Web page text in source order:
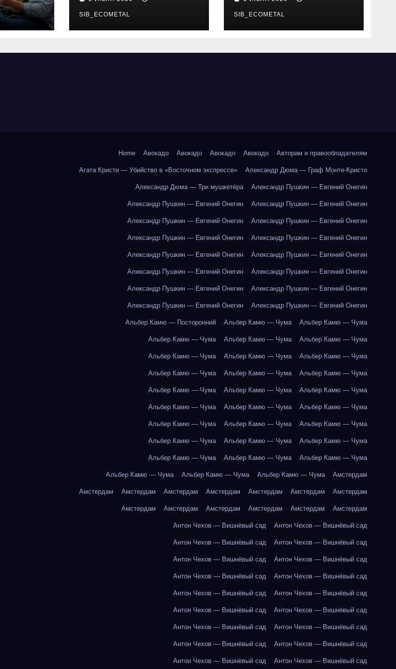
онлайн-курсы
SIB_ECOMETAL SIB_ECOMETAL
Home Авокадо Авокадо Авокадо Авокадо Авторам и правообладателям
Агата Кристи — Убийство в «Восточном экспрессе» Александр Дюма — Граф Монте-Кристо
Александр Дюма — Три мушкетёра Александр Пушкин — Евгений Онегин
Александр Пушкин — Евгений Онегин Александр Пушкин — Евгений Онегин
Александр Пушкин — Евгений Онегин Александр Пушкин — Евгений Онегин
Александр Пушкин — Евгений Онегин Александр Пушкин — Евгений Онегин
Александр Пушкин — Евгений Онегин Александр Пушкин — Евгений Онегин
Александр Пушкин — Евгений Онегин Александр Пушкин — Евгений Онегин
Александр Пушкин — Евгений Онегин Александр Пушкин — Евгений Онегин
Александр Пушкин — Евгений Онегин Александр Пушкин — Евгений Онегин
Альбер Камю — Посторонний Альбер Камю — Чума Альбер Камю — Чума
Альбер Камю — Чума Альбер Камю — Чума Альбер Камю — Чума
Альбер Камю — Чума Альбер Камю — Чума Альбер Камю — Чума
Альбер Камю — Чума Альбер Камю — Чума Альбер Камю — Чума
Альбер Камю — Чума Альбер Камю — Чума Альбер Камю — Чума
Альбер Камю — Чума Альбер Камю — Чума Альбер Камю — Чума
Альбер Камю — Чума Альбер Камю — Чума Альбер Камю — Чума
Альбер Камю — Чума Альбер Камю — Чума Альбер Камю — Чума
Альбер Камю — Чума Альбер Камю — Чума Альбер Камю — Чума
Альбер Камю — Чума Альбер Камю — Чума Альбер Камю — Чума Амстердам
Амстердам Амстердам Амстердам Амстердам Амстердам Амстердам Амстердам
Амстердам Амстердам Амстердам Амстердам Амстердам Амстердам
Антон Чехов — Вишнёвый сад Антон Чехов — Вишнёвый сад
Антон Чехов — Вишнёвый сад Антон Чехов — Вишнёвый сад
Антон Чехов — Вишнёвый сад Антон Чехов — Вишнёвый сад
Антон Чехов — Вишнёвый сад Антон Чехов — Вишнёвый сад
Антон Чехов — Вишнёвый сад Антон Чехов — Вишнёвый сад
Антон Чехов — Вишнёвый сад Антон Чехов — Вишнёвый сад
Антон Чехов — Вишнёвый сад Антон Чехов — Вишнёвый сад
Антон Чехов — Вишнёвый сад Антон Чехов — Вишнёвый сад
Антон Чехов — Вишнёвый сад Антон Чехов — Вишнёвый сад